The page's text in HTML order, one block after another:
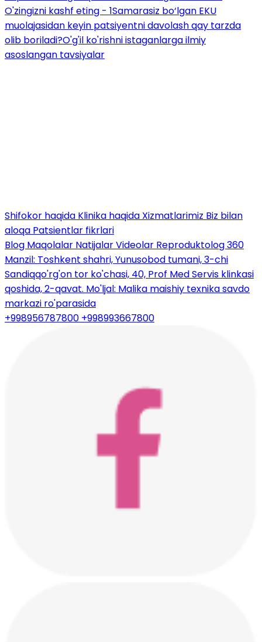
O'zingizni kashf eting - 1Samarasiz bo‘lgan EKU
muolajasidan keyin patsiyentni davolash qay tarzda
olib boriladi?O'g'il ko'rishni istaganlarga ilmiy
asoslangan tavsiyalar
Shifokor haqida Klinika haqida Xizmatlarimiz Biz bilan
aloqa Patsientlar fikrlari
Blog Maqolalar NatijalarVideolar Reproduktolog 360
Manzil: Toshkent shahri, Yunusobod tumani, 3-chi
Sandiqqo'rg'on tor ko'chasi, 40, Prof Med Servis klinkasi
qoshida, 2-qavat. Mo'ljal: Malika maishiy texnika savdo
markazi ro'parasida
+998956787800 +998993667800